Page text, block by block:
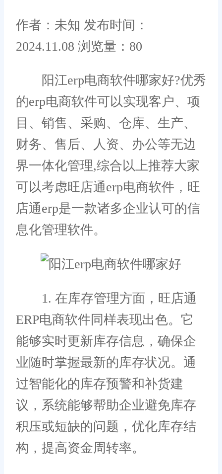
作者：未知 发布时间：
2024.11.08 浏览量：80
阳江erp电商软件哪家好?优秀
的erp电商软件可以实现客户、项
目、销售、采购、仓库、生产、
财务、售后、人资、办公等无边
界一体化管理,综合以上推荐大家
可以考虑旺店通erp电商软件，旺
店通erp是一款诸多企业认可的信
息化管理软件。
1. 在库存管理方面，旺店通
ERP电商软件同样表现出色。它
能够实时更新库存信息，确保企
业随时掌握最新的库存状况。通
过智能化的库存预警和补货建
议，系统能够帮助企业避免库存
积压或短缺的问题，优化库存结
构，提高资金周转率。